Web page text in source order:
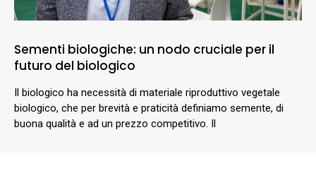
Sementi biologiche: un nodo cruciale per il
futuro del biologico
Il biologico ha necessità di materiale riproduttivo vegetale
biologico, che per brevità e praticità definiamo semente, di
buona qualità e ad un prezzo competitivo. Il